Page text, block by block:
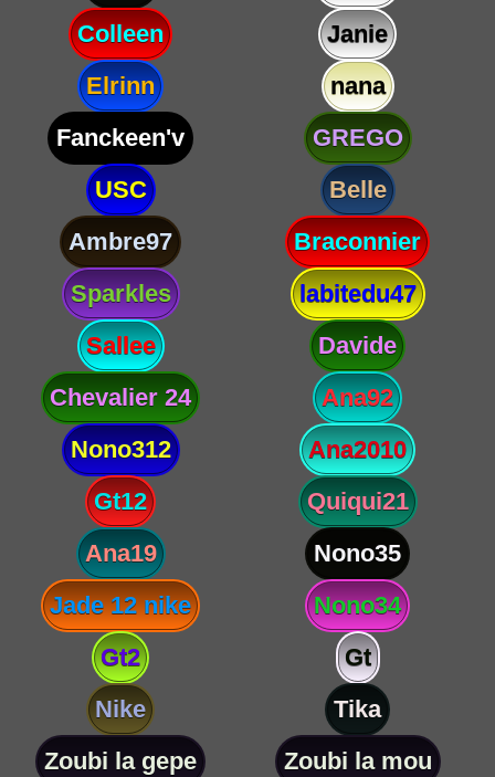
Colleen
Janie
Elrinn
nana
Fanckeen'v
GREGO
USC
Belle
Ambre97
Braconnier
Sparkles
labitedu47
Sallee
Davide
Chevalier 24
Ana92
Nono312
Ana2010
Gt12
Quiqui21
Ana19
Nono35
Jade 12 nike
Nono34
Gt2
Gt
Nike
Tika
Zoubi la gepe
Zoubi la mou